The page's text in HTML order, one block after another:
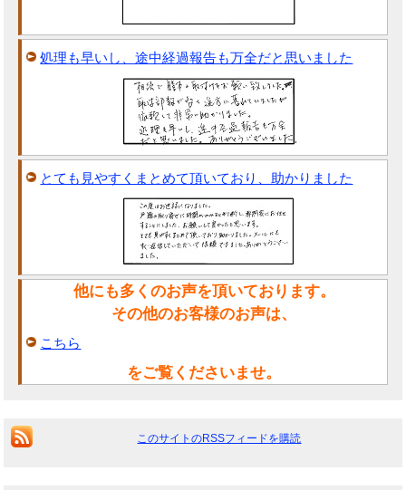
処理も早いし、途中経過報告も万全だと思いました
とても見やすくまとめて頂いており、助かりました
他にも多くのお声を頂いております。
その他のお客様のお声は、
こちら
をご覧くださいませ。
このサイトのRSSフィードを購読